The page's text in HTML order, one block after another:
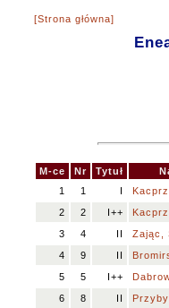
[Strona główna]
M-ce Nr Tytuł
1
1 I
2
2 I++
3
4 II Zając,
4
9 II
5
5 I++
6
8 II